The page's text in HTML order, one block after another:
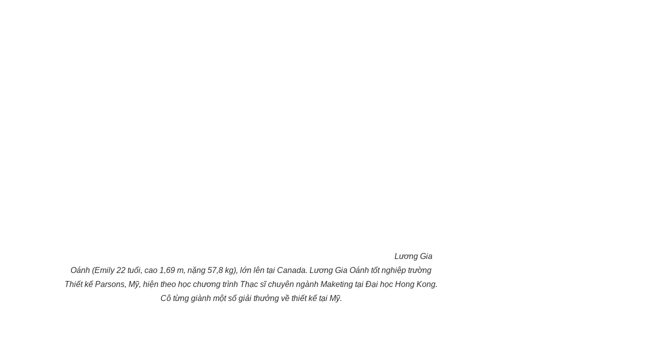
Lương Gia
Oánh (Emily 22 tuổi, cao 1,69 m, nặng 57,8 kg), lớn lên tại Canada. Lương Gia Oánh tốt nghiệp trường
Thiết kế Parsons, Mỹ, hiện theo học chương trình Thạc sĩ chuyên ngành Maketing tại Đại học Hong Kong.
Cô từng giành một số giải thưởng về thiết kế tại Mỹ.